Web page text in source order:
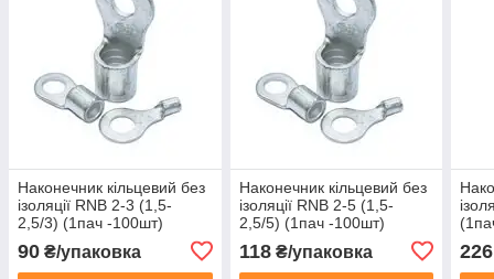
Наконечник кільцевий без
ізоляції RNB 2-3 (1,5-
2,5/3) (1пач -100шт)
90 ₴/упаковка
Наконечник кільцевий без
ізоляції RNB 2-5 (1,5-
2,5/5) (1пач -100шт)
118₴/упаковка 226